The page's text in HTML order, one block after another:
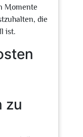
Momente
die
ist.
zu